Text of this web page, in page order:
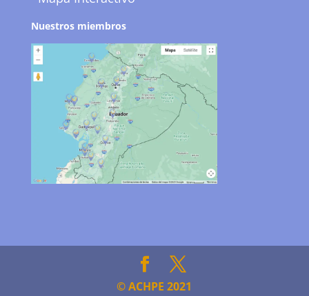
Nuestros miembros
© ACHPE 2021